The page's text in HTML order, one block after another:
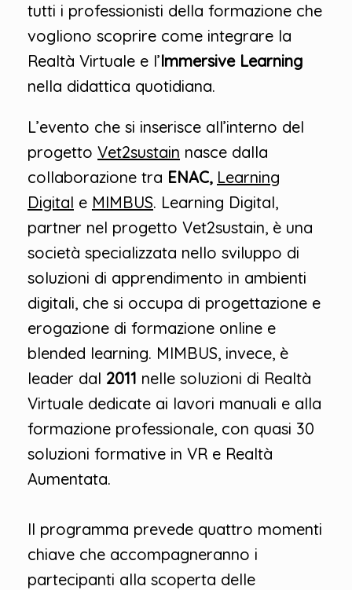
tutti i professionisti della formazione che
vogliono scoprire come integrare la
Realtà Virtuale e l’Immersive Learning
nella didattica quotidiana.
L’evento che si inserisce all’interno del
progetto Vet2sustain nasce dalla
collaborazione tra ENAC, Learning
Digital e MIMBUS. Learning Digital,
partner nel progetto Vet2sustain, è una
società specializzata nello sviluppo di
soluzioni di apprendimento in ambienti
digitali, che si occupa di progettazione e
erogazione di formazione online e
blended learning. MIMBUS, invece, è
leader dal 2011 nelle soluzioni di Realtà
Virtuale dedicate ai lavori manuali e alla
formazione professionale, con quasi 30
soluzioni formative in VR e Realtà
Aumentata.
Il programma prevede quattro momenti
chiave che accompagneranno i
partecipanti alla scoperta delle